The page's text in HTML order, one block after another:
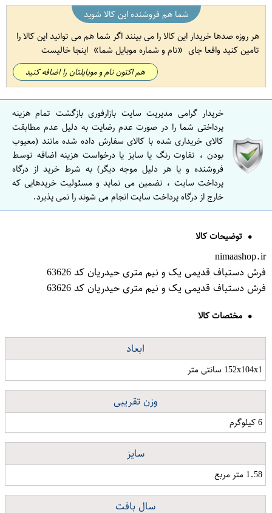
شما هم فروشنده این کالا شوید
هر روزه صدها خریدار این کالا را می بینند اگر شما هم می توانید این کالا را
تامین کنید واقعا جای
نام و شماره موبایل شما اینجا خالیست
هم اکنون نام و موبایلتان را اضافه کنید
خریدار گرامی مدیریت سایت بازارفوری بازگشت تمام هزینه
پرداختی شما را در صورت عدم رضایت به دلیل عدم مطابقت
کالای خریداری شده با کالای سفارش داده شده مانند (معیوب
بودن ، تفاوت رنگ یا سایز یا درخواست هزینه اضافه توسط
فروشنده و یا هر دلیل موجه دیگر) به شرط خرید از درگاه
پرداخت سایت ، تضمین می نماید و مسئولیت خریدهایی که
خارج از درگاه پرداخت سایت انجام می شوند را نمی پذیرد.
توضیحات کالا
nimaashop.ir
فرش دستباف قدیمی یک و نیم متری حیدریان کد 63626
فرش دستباف قدیمی یک و نیم متری حیدریان کد 63626
مختصات کالا
ابعاد
152x104x1 سانتی متر
وزن تقریبی
6 کیلوگرم
سایز
1.58 متر مربع
سال بافت